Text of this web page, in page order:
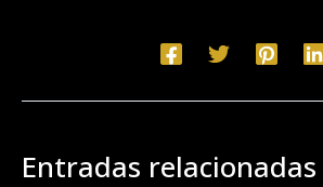
Entradas relacionadas